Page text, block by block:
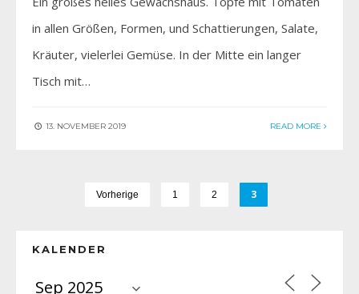
in allen Größen, Formen, und Schattierungen, Salate,
Kräuter, vielerlei Gemüse. In der Mitte ein langer
Tisch mit…
13. NOVEMBER 2019 READ MORE
Vorherige 1 2 3
KALENDER